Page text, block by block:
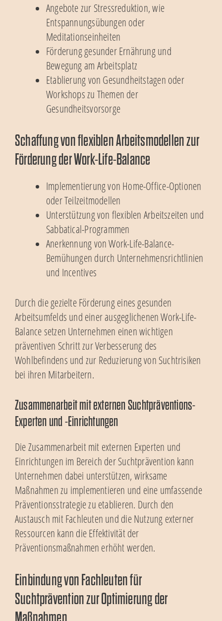
Angebote zur Stressreduktion, wie
Entspannungsübungen oder
Meditationseinheiten
Förderung gesunder Ernährung und
Bewegung am Arbeitsplatz
Etablierung von Gesundheitstagen oder
Workshops zu Themen der
Gesundheitsvorsorge
Schaffung von flexiblen Arbeitsmodellen zur
Förderung der Work-Life-Balance
Implementierung von Home-Office-Optionen
oder Teilzeitmodellen
Unterstützung von flexiblen Arbeitszeiten und
Sabbatical-Programmen
Anerkennung von Work-Life-Balance-
Bemühungen durch Unternehmensrichtlinien
und Incentives
Durch die gezielte Förderung eines gesunden
Arbeitsumfelds und einer ausgeglichenen Work-Life-
Balance setzen Unternehmen einen wichtigen
präventiven Schritt zur Verbesserung des
Wohlbefindens und zur Reduzierung von Suchtrisiken
bei ihren Mitarbeitern.
Zusammenarbeit mit externen Suchtpräventions-
Experten und -Einrichtungen
Die Zusammenarbeit mit externen Experten und
Einrichtungen im Bereich der Suchtprävention kann
Unternehmen dabei unterstützen, wirksame
Maßnahmen zu implementieren und eine umfassende
Präventionsstrategie zu etablieren. Durch den
Austausch mit Fachleuten und die Nutzung externer
Ressourcen kann die Effektivität der
Präventionsmaßnahmen erhöht werden.
Einbindung von Fachleuten für
Suchtprävention zur Optimierung der